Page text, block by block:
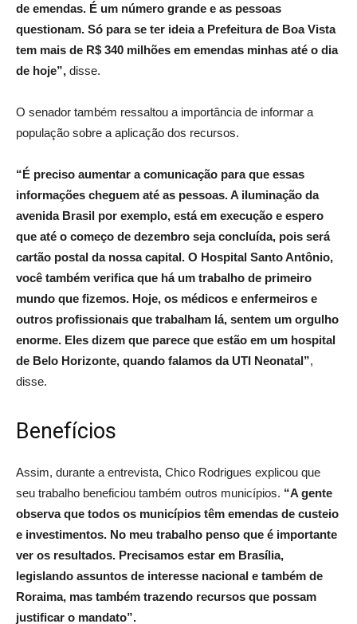
de emendas. É um número grande e as pessoas
questionam. Só para se ter ideia a Prefeitura de Boa Vista
tem mais de R$ 340 milhões em emendas minhas até o dia
de hoje”, disse.
O senador também ressaltou a importância de informar a
população sobre a aplicação dos recursos.
“É preciso aumentar a comunicação para que essas
informações cheguem até as pessoas. A iluminação da
avenida Brasil por exemplo, está em execução e espero
que até o começo de dezembro seja concluída, pois será
cartão postal da nossa capital. O Hospital Santo Antônio,
você também verifica que há um trabalho de primeiro
mundo que fizemos. Hoje, os médicos e enfermeiros e
outros profissionais que trabalham lá, sentem um orgulho
enorme. Eles dizem que parece que estão em um hospital
de Belo Horizonte, quando falamos da UTI Neonatal”,
disse.
Benefícios
Assim, durante a entrevista, Chico Rodrigues explicou que
seu trabalho beneficiou também outros municípios. “A gente
observa que todos os municípios têm emendas de custeio
e investimentos. No meu trabalho penso que é importante
ver os resultados. Precisamos estar em Brasília,
legislando assuntos de interesse nacional e também de
Roraima, mas também trazendo recursos que possam
justificar o mandato”.